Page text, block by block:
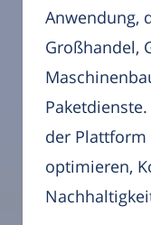
Anwendung,
Großhandel,
der Plattform
optimieren,